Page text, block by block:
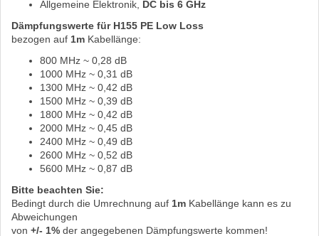
Allgemeine Elektronik, DC bis 6 GHz
Dämpfungswerte für H155 PE Low Loss
bezogen auf 1m Kabellänge:
800 MHz ~ 0,28 dB
1000 MHz ~ 0,31 dB
1300 MHz ~ 0,42 dB
1500 MHz ~ 0,39 dB
1800 MHz ~ 0,42 dB
2000 MHz ~ 0,45 dB
2400 MHz ~ 0,49 dB
2600 MHz ~ 0,52 dB
5600 MHz ~ 0,87 dB
Bitte beachten Sie:
Bedingt durch die Umrechnung auf 1m Kabellänge kann es zu
Abweichungen
von +/- 1% der angegebenen Dämpfungswerte kommen!